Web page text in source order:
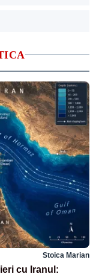
Stoica Marian
cu Iranul: